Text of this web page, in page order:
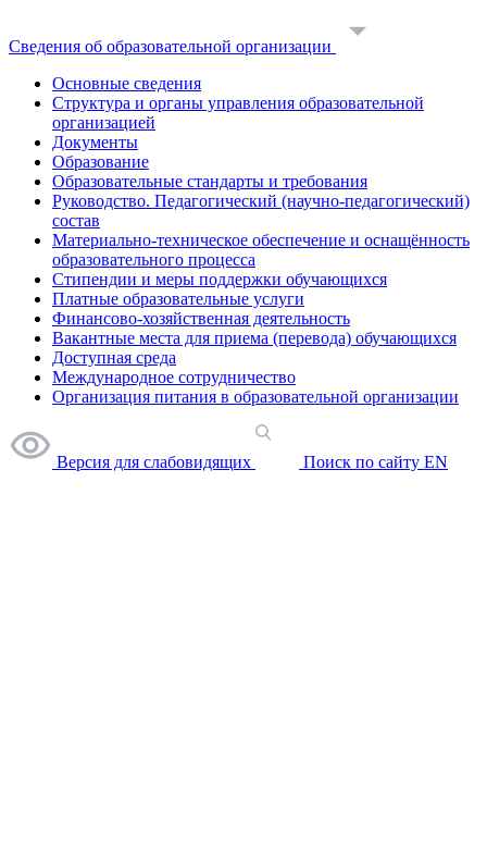
Сведения об образовательной организации
Основные сведения
Структура и органы управления образовательной
организацией
Документы
Образование
Образовательные стандарты и требования
Руководство. Педагогический (научно-педагогический)
состав
Материально-техническое обеспечение и оснащённость
образовательного процесса
Стипендии и меры поддержки обучающихся
Платные образовательные услуги
Финансово-хозяйственная деятельность
Вакантные места для приема (перевода) обучающихся
Доступная среда
Международное сотрудничество
Организация питания в образовательной организации
Версия для слабовидящих Поиск по сайту EN